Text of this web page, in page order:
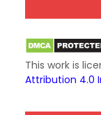
This work is
Attribution 4.0